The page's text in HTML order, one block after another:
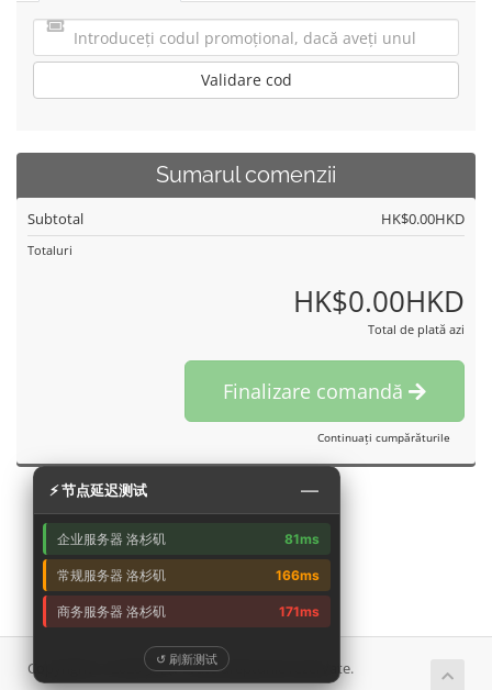
Validare cod
Sumarul comenzii
Subtotal HK$0.00HKD
Totaluri
HK$0.00HKD
Total de plată azi
Finalizare comandă
Continuați cumpărăturile
Copyright © 2026 艾云. Toate drepturile rezervate.
⚡ 节点延迟测试 —
企业服务器 洛杉矶 81ms
常规服务器 洛杉矶 166ms
商务服务器 洛杉矶 171ms
↺ 刷新测试